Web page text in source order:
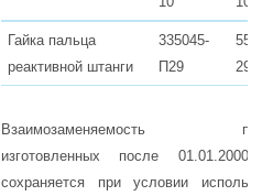
Гайка пальца
реактивной штанги
335045-
П29
Взаимозаменяемость
изготовленных после 01.01.2000
сохраняется при условии